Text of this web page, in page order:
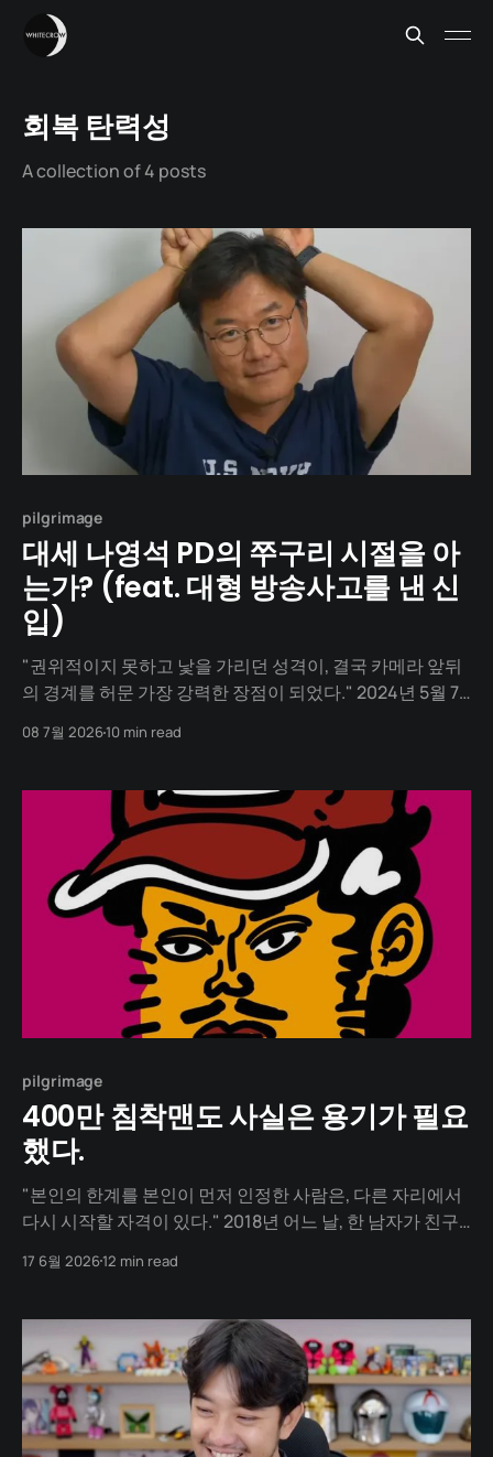
회복 탄력성
A collection of 4 posts
pilgrimage
대세 나영석 PD의 쭈구리 시절을 아
는가? (feat. 대형 방송사고를 낸 신
입)
"권위적이지 못하고 낯을 가리던 성격이, 결국 카메라 앞뒤
의 경계를 허문 가장 강력한 장점이 되었다." 2024년 5월 7
이나 연출상 후보에 오르는 것이 당연한 자리입니다. 하지
명되어 무대에 오릅니다. 그는 다름 아닌 대한민국의 스타
08 7월 202610 min read
pilgrimage
400만 침착맨도 사실은 용기가 필요
했다.
"본인의 한계를 본인이 먼저 인정한 사람은, 다른 자리에서
다시 시작할 자격이 있다." 2018년 어느 날, 한 남자가 친구
임용 마우스가 들려 있습니다. 그는 한때 한국 병맛 만화의
그럴듯한 작품이 한 편도 나오지
17 6월 202612 min read